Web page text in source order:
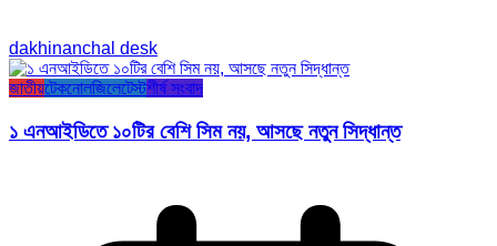
dakhinanchal desk
জাতীয়টেকনোলজিলেটেস্টশীর্ষ সংবাদ
১ এনআইডিতে ১০টির বেশি সিম নয়, আসছে নতুন সিদ্ধান্ত